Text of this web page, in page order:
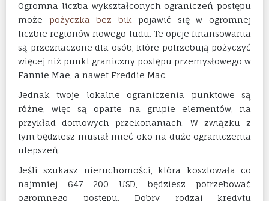
Ogromna liczba wykształconych ograniczeń postępu
może pożyczka bez bik pojawić się w ogromnej
liczbie regionów nowego ludu. Te opcje finansowania
są przeznaczone dla osób, które potrzebują pożyczyć
więcej niż punkt graniczny postępu przemysłowego w
Fannie Mae, a nawet Freddie Mac.
Jednak twoje lokalne ograniczenia punktowe są
różne, więc są oparte na grupie elementów, na
przykład domowych przekonaniach. W związku z
tym będziesz musiał mieć oko na duże ograniczenia
ulepszeń.
Jeśli szukasz nieruchomości, która kosztowała co
najmniej 647 200 USD, będziesz potrzebować
ogromnego postępu. Dobry rodzaj kredytu